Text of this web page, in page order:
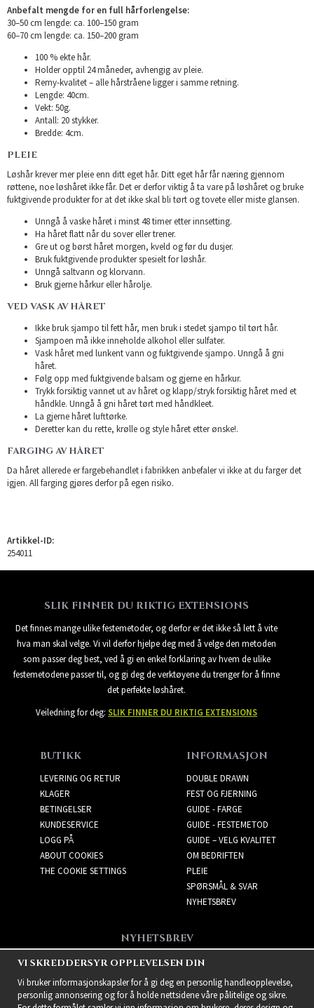
Anbefalt mengde for en full hårforlengelse:
30–50 cm lengde: ca. 100–150 gram
60–70 cm lengde: ca. 150–200 gram
100 % ekte hår.
Holder opptil 24 måneder, avhengig av pleie.
Remy-kvalitet – alle hårstråene ligger i samme retning.
Lengde: 40cm.
Vekt: 50g.
Antall: 20 stykker.
Bredde: 4cm.
PLEIE
Løshår krever mer pleie enn ditt eget hår. Ditt eget hår får næring gjennom
røttene, noe løshåret ikke får. Det er derfor viktig å ta vare på løshåret og bruke
fuktgivende produkter for at det ikke skal bli tørt og tovete eller miste glansen.
Unngå å vaske håret i minst 48 timer etter innsetting.
Ha håret flatt når du sover eller trener.
Gre ut og børst håret morgen, kveld og før du dusjer.
Bruk fuktgivende produkter spesielt for løshår.
Unngå saltvann og klorvann.
Bruk gjerne hårkur eller hårolje.
VED VASK AV HÅRET
Ikke bruk sjampo til fett hår, men bruk i stedet sjampo til tørt hår.
Sjampoen må ikke inneholde alkohol eller sulfater.
Vask håret med lunkent vann og fuktgivende sjampo. Unngå å gni
håret.
Følg opp med fuktgivende balsam og gjerne en hårkur.
Trykk forsiktig vannet ut av håret og klapp/stryk forsiktig håret med et
håndkle. Unngå å gni håret tørt med håndkleet.
La gjerne håret lufttørke.
Deretter kan du rette, krølle og style håret etter ønske!.
FARGING AV HÅRET
Da håret allerede er fargebehandlet i fabrikken anbefaler vi ikke at du farger det
igjen. All farging gjøres derfor på egen risiko.
Artikkel-ID:
254011
SLIK FINNER DU RIKTIG EXTENSIONS
Det finnes mange ulike festemetoder, og derfor er det ikke så lett å vite
hva man skal velge. Vi vil derfor hjelpe deg med å velge den metoden
som passer deg best, ved å gi en enkel forklaring av hvem de ulike
festemetodene passer til, og gi deg de verktøyene du trenger for å finne
det perfekte løshåret.
Veiledning for deg: SLIK FINNER DU RIKTIG EXTENSIONS
BUTIKK
LEVERING OG RETUR
KLAGER
BETINGELSER
KUNDESERVICE
LOGG PÅ
ABOUT COOKIES
THE COOKIE SETTINGS
INFORMASJON
DOUBLE DRAWN
FEST OG FJERNING
GUIDE - FARGE
GUIDE - FESTEMETOD
GUIDE – VELG KVALITET
OM BEDRIFTEN
PLEIE
SPØRSMÅL & SVAR
NYHETSBREV
NYHETSBREV
Få de beste tilbudene og
spennende nye produkter!
VI SKREDDERSYR OPPLEVELSEN DIN
Vi bruker informasjonskapsler for å gi deg en personlig handleopplevelse,
personlig annonsering og for å holde nettsidene våre pålitelige og sikre.